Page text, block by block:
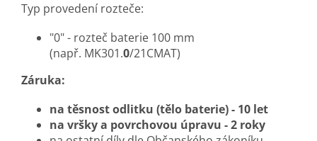
Typ provedení rozteče:
"0" - rozteč baterie 100 mm
(např. MK301.0/21CMAT)
Záruka:
na těsnost odlitku (tělo baterie) - 10 let
na vršky a povrchovou úpravu - 2 roky